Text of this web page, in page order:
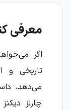
معرفی
اگر
تاریخی و
می‌دهد،
چارلز